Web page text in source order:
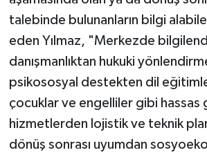
talebinde bulunanların bilgi
eden Yılmaz, "Merkezde
danışmanlıktan hukuki
psikososyal destekten dil
çocuklar ve engelliler gibi hassas
hizmetlerden lojistik ve teknik
dönüş sonrası uyumdan